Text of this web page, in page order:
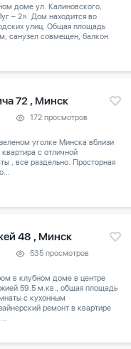
доме ул. Калиновского,
– 2». Дом находится во
улиц. Общая площадь
санузел совмещен, балкон
72 , Минск
172 просмотров
уголке Минска вблизи
с отличной
, все раздельно. Просторная
48 , Минск
535 просмотров
в клубном доме в центре
59.5 м.кв., общая площадь
с кухонным
ремонт в квартире